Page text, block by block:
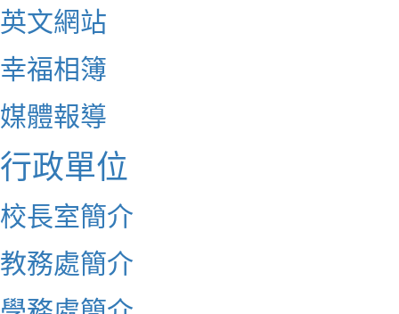
英文網站
幸福相簿
媒體報導
行政單位
校長室簡介
教務處簡介